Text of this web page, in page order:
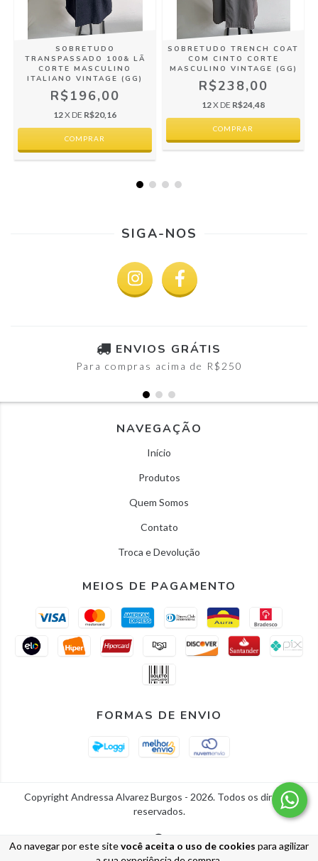
Ao navegar por este sitevocê aceita o uso de cookies para agilizar
SOBRETUDO
TRANSPASSADO 100& LÃ
CORTE MASCULINO
ITALIANO VINTAGE (GG)
R$196,00
12X DE R$20,16
SOBRETUDO TRENCH COAT
COM CINTO CORTE
MASCULINO VINTAGE (GG)
R$238,00
12X DE R$24,48
SIGA-NOS
ENVIOS GRÁTIS
Para compras acima de R$250
NAVEGAÇÃO
Início
Produtos
Quem Somos
Contato
Troca e Devolução
MEIOS DE PAGAMENTO
FORMAS DE ENVIO
Copyright Andressa Alvarez Burgos - 2026. Todos os direitos
reservados.